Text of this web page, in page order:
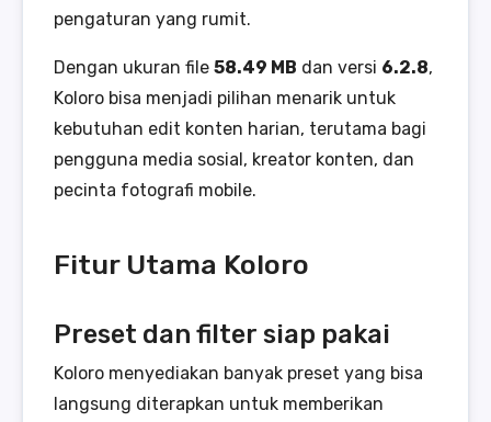
pengaturan yang rumit.
Dengan ukuran file 58.49 MB dan versi 6.2.8,
Koloro bisa menjadi pilihan menarik untuk
kebutuhan edit konten harian, terutama bagi
pengguna media sosial, kreator konten, dan
pecinta fotografi mobile.
Fitur Utama Koloro
Preset dan filter siap pakai
Koloro menyediakan banyak preset yang bisa
langsung diterapkan untuk memberikan